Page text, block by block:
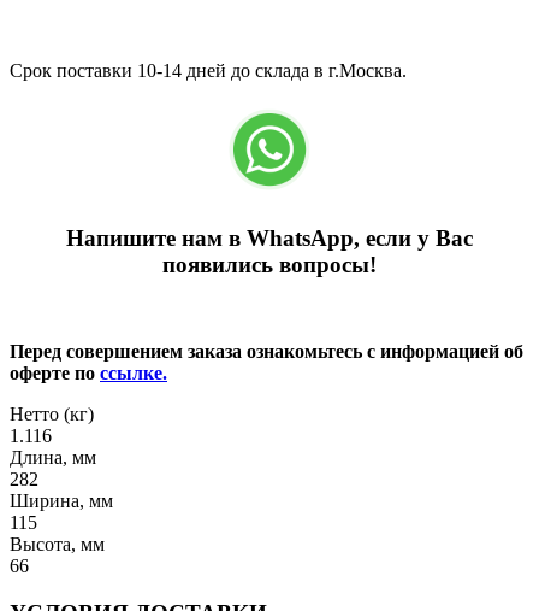
Срок поставки 10-14 дней до склада в г.Москва.
Напишите нам в WhatsApp, если у Вас
появились вопросы!
Перед совершением заказа ознакомьтесь с информацией об
оферте по ссылке.
Нетто (кг)
1.116
Длина, мм
282
Ширина, мм
115
Высота, мм
66